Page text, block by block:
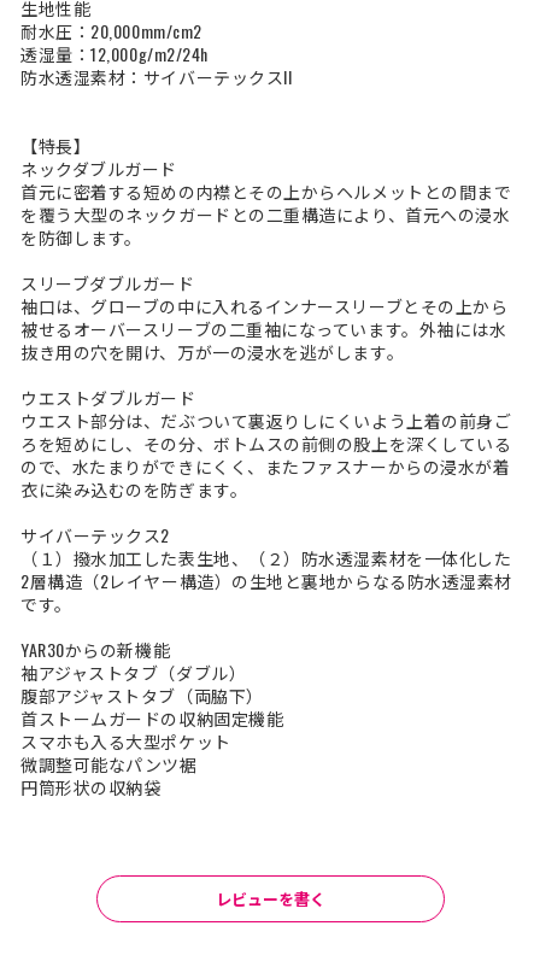
生地性能
耐水圧：20,000mm/cm2
透湿量：12,000g/m2/24h
防水透湿素材：サイバーテックスII
【特長】
ネックダブルガード
首元に密着する短めの内襟とその上からヘルメットとの間まで
を覆う大型のネックガードとの二重構造により、首元への浸水
を防御します。
スリーブダブルガード
袖口は、グローブの中に入れるインナースリーブとその上から
被せるオーバースリーブの二重袖になっています。外袖には水
抜き用の穴を開け、万が一の浸水を逃がします。
ウエストダブルガード
ウエスト部分は、だぶついて裏返りしにくいよう上着の前身ご
ろを短めにし、その分、ボトムスの前側の股上を深くしている
ので、水たまりができにくく、またファスナーからの浸水が着
衣に染み込むのを防ぎます。
サイバーテックス2
（１）撥水加工した表生地、（２）防水透湿素材を一体化した
2層構造（2レイヤー構造）の生地と裏地からなる防水透湿素材
です。
YAR30からの新機能
袖アジャストタブ（ダブル）
腹部アジャストタブ（両脇下）
首ストームガードの収納固定機能
スマホも入る大型ポケット
微調整可能なパンツ裾
円筒形状の収納袋
レビューを書く